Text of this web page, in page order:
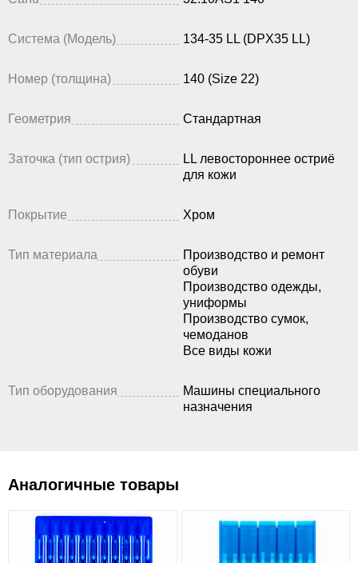
Система (Модель) 134-35 LL (DPX35 LL)
Номер (толщина) 140 (Size 22)
Геометрия Стандартная
Заточка (тип острия)
LL левостороннее остриё
для кожи
Покрытие Хром
Тип материала
Производство и ремонт
обуви
Производство одежды,
униформы
Производство сумок,
чемоданов
Все виды кожи
Тип оборудования
Машины специального
назначения
Аналогичные товары